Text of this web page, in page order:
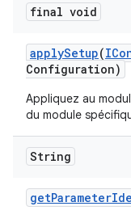
final void
applySetup(
Configuration)
Appliquez au
du module
String
getParameter